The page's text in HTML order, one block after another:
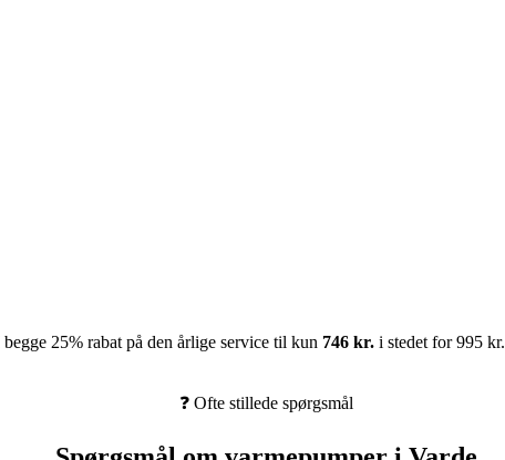
25% rabat på den årlige service til kun 746 kr. i stedet for 995 kr.
❓ Ofte stillede spørgsmål